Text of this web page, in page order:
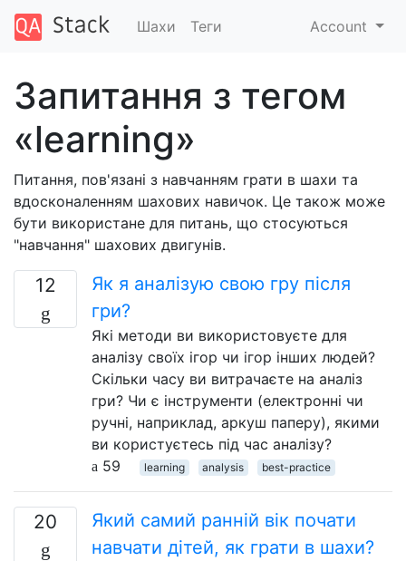
Шахи Теги Account
Запитання з тегом
«learning»
Питання, пов'язані з навчанням грати в шахи та
вдосконаленням шахових навичок. Це також може
бути використане для питань, що стосуються
"навчання" шахових двигунів.
12
Як я аналізую свою гру після
гри?
Які методи ви використовуєте для
аналізу своїх ігор чи ігор інших людей?
Скільки часу ви витрачаєте на аналіз
гри? Чи є інструменти (електронні чи
ручні, наприклад, аркуш паперу), якими
ви користуєтесь під час аналізу?
59
learning analysis best-practice
20
Який самий ранній вік почати
навчати дітей, як грати в шахи?